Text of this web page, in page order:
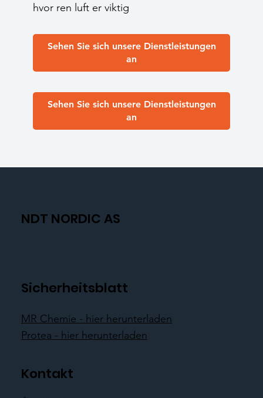
hvor ren luft er viktig
Sehen Sie sich unsere Dienstleistungen
an
Sehen Sie sich unsere Dienstleistungen
an
NDT NORDIC AS
Sicherheitsblatt
MR Chemie - hier herunterladen
Protea - hier herunterladen
Kontakt